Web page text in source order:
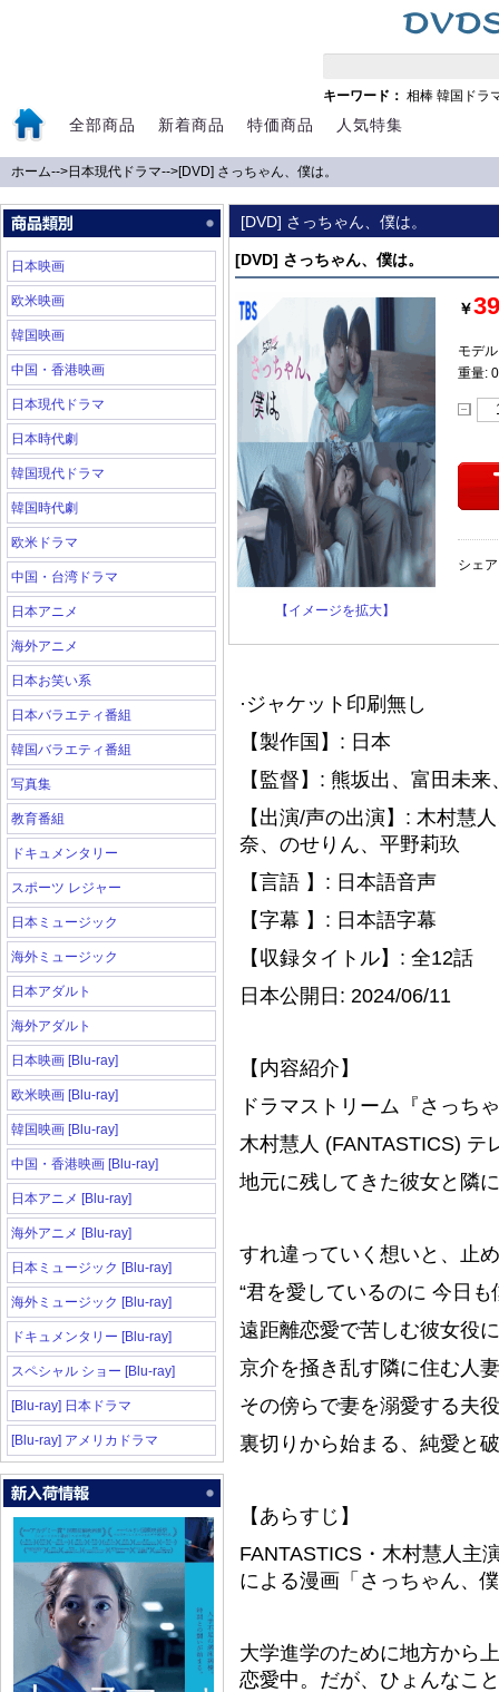
キーワード： 相棒 韓国ドラ
全部商品 新着商品 特価商品 人気特集
ホーム-->日本現代ドラマ-->[DVD] さっちゃん、僕は。
日本映画
欧米映画
韓国映画
中国・香港映画
日本現代ドラマ
日本時代劇
韓国現代ドラマ
韓国時代劇
欧米ドラマ
中国・台湾ドラマ
日本アニメ
海外アニメ
日本お笑い系
日本バラエティ番組
韓国バラエティ番組
写真集
教育番組
ドキュメンタリー
スポーツ レジャー
日本ミュージック
海外ミュージック
日本アダルト
海外アダルト
日本映画 [Blu-ray]
欧米映画 [Blu-ray]
韓国映画 [Blu-ray]
中国・香港映画 [Blu-ray]
日本アニメ [Blu-ray]
海外アニメ [Blu-ray]
日本ミュージック [Blu-ray]
海外ミュージック [Blu-ray]
ドキュメンタリー [Blu-ray]
スペシャル ショー [Blu-ray]
[Blu-ray] 日本ドラマ
[Blu-ray] アメリカドラマ
[DVD] さっちゃん、僕は。
[DVD] さっちゃん、僕は。
【イメージを拡大】
￥
モデ
重量:
シェ
·ジャケット印刷無し
【製作国】: 日本
【監督】: 熊坂出、富田未
【出演/声の出演】: 木村慧
奈、のせりん、平野莉玖
【言語 】: 日本語音声
【字幕 】: 日本語字幕
【収録タイトル】: 全12話
日本公開日: 2024/06/11
【内容紹介】
ドラマストリーム『さっち
木村慧人 (FANTASTICS) テ
地元に残してきた彼女と隣
すれ違っていく想いと、止
“君を愛しているのに 今日も
遠距離恋愛で苦しむ彼女役
京介を掻き乱す隣に住む人
その傍らで妻を溺愛する夫
裏切りから始まる、純愛と
【あらすじ】
FANTASTICS・木村慧人主
による漫画「さっちゃん、
大学進学のために地方から
恋愛中。だが、ひょんなこ